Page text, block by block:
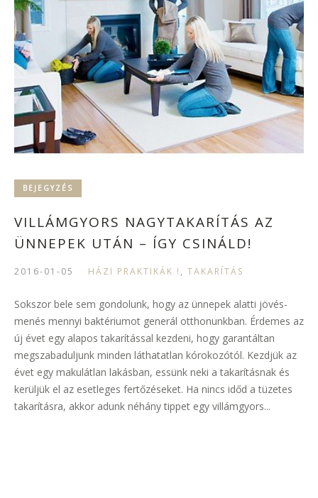
BEJEGYZÉS
VILLÁMGYORS NAGYTAKARÍTÁS AZ
ÜNNEPEK UTÁN – ÍGY CSINÁLD!
2016-01-05 HÁZI PRAKTIKÁK ! , TAKARÍTÁS
Sokszor bele sem gondolunk, hogy az ünnepek alatti jövés-
menés mennyi baktériumot generál otthonunkban. Érdemes az
új évet egy alapos takarítással kezdeni, hogy garantáltan
megszabaduljunk minden láthatatlan kórokozótól. Kezdjük az
évet egy makulátlan lakásban, essünk neki a takarításnak és
kerüljük el az esetleges fertőzéseket. Ha nincs időd a tüzetes
takarításra, akkor adunk néhány tippet egy villámgyors...